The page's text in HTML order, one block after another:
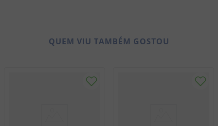
QUEM VIU TAMBÉM GOSTOU